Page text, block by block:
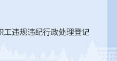
工违规违纪行政处理登记